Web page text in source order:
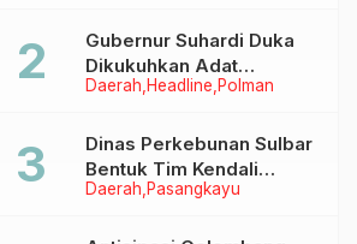
Menggapai Cita-Cita
Daerah Headline Polman
Gubernur Suhardi Duka
Dikukuhkan Adat
Balanipa, Raih Gelar Sulo
Daerah Pasangkayu
Dinas Perkebunan Sulbar
Bentuk Tim Kendali
Internal ICS untuk Dukung